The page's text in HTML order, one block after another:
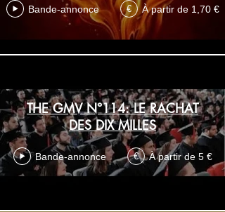
Bande-annonce € À partir de 1,70 €
THE GMV N°114: LE RACHAT
DES DIX MILLES
Bande-annonce € À partir de 5 €